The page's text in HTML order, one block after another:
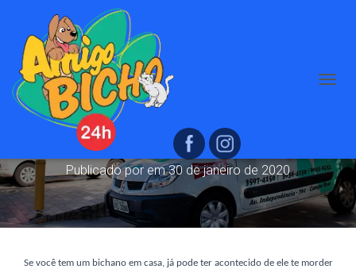
N
A
R
N
A
Saiba porque seu gato te morde
quando você faz carinho nele
Publicado por em30 de janeiro de 2020
Se você tem um bichano em casa, já pode ter acontecido de ele te morder